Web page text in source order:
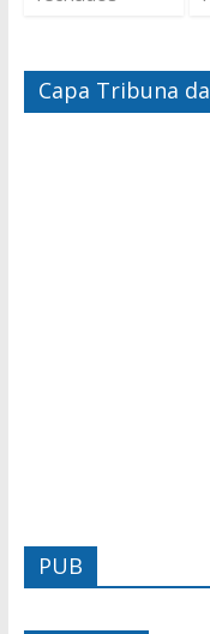
Capa Tribuna
PUB